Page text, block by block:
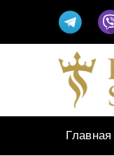
Главная